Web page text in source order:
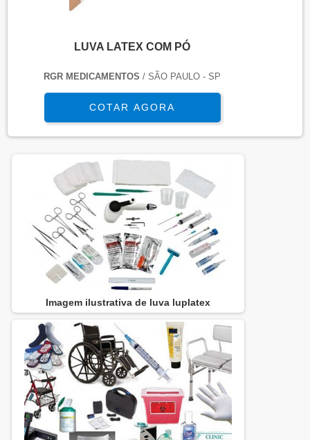
LUVA LATEX COM PÓ
RGR MEDICAMENTOS / SÃO PAULO - SP
COTAR AGORA
Imagem ilustrativa de luva luplatex